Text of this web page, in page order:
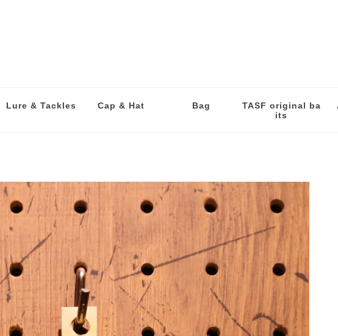
Lure & Tackles Cap & Hat Bag
TASF original ba
its